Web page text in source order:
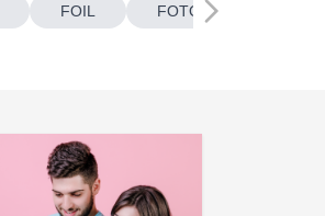
FOIL FOTOBOTONES